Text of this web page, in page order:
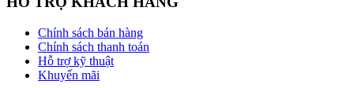
Chính sách bán hàng
Chính sách thanh toán
Hỗ trợ kỹ thuật
Khuyến mãi